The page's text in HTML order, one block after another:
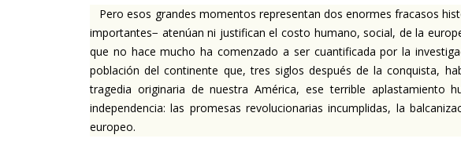
Pero esos grandes momentos representan dos enormes fracasos
importantes− atenúan ni justifican el costo humano, social, de la
que no hace mucho ha comenzado a ser cuantificada por la
población del continente que, tres siglos después de la conquista,
tragedia originaria de nuestra América, ese terrible
independencia: las promesas revolucionarias incumplidas, la
europeo.